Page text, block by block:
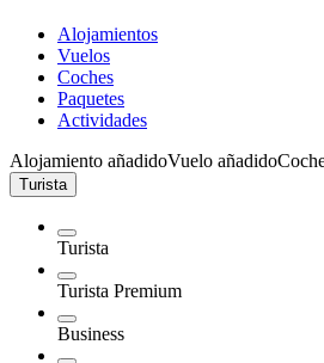
Alojamientos
Vuelos
Coches
Paquetes
Actividades
Alojamiento añadidoVuelo añadido
Turista
Turista
Turista Premium
Business